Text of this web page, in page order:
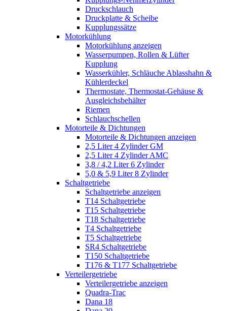
Druckschlauch
Druckplatte & Scheibe
Kupplungssätze
Motorkühlung
Motorkühlung anzeigen
Wasserpumpen, Rollen & Lüfter
Kupplung
Wasserkühler, Schläuche Ablasshahn &
Kühlerdeckel
Thermostate, Thermostat-Gehäuse &
Ausgleichsbehälter
Riemen
Schlauchschellen
Motorteile & Dichtungen
Motorteile & Dichtungen anzeigen
2,5 Liter 4 Zylinder GM
2,5 Liter 4 Zylinder AMC
3,8 / 4,2 Liter 6 Zylinder
5,0 & 5,9 Liter 8 Zylinder
Schaltgetriebe
Schaltgetriebe anzeigen
T14 Schaltgetriebe
T15 Schaltgetriebe
T18 Schaltgetriebe
T4 Schaltgetriebe
T5 Schaltgetriebe
SR4 Schaltgetriebe
T150 Schaltgetriebe
T176 & T177 Schaltgetriebe
Verteilergetriebe
Verteilergetriebe anzeigen
Quadra-Trac
Dana 18